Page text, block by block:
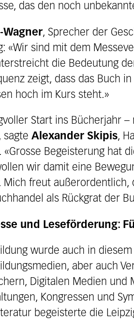
das den noch
Wagner, Sprecher der
«Wir sind mit dem
die Bedeutung
zeigt, dass das Buch
hoch im Kurs steht.»
Start ins Bücherjahr
sagte Alexander Skipis,
«Grosse Begeisterung hat
wir damit eine
Mich freut
als Rückgrat der
und Leseförderung:
wurde auch in
aber auch
Digitalen Medien und
Kongressen und
begeisterte die